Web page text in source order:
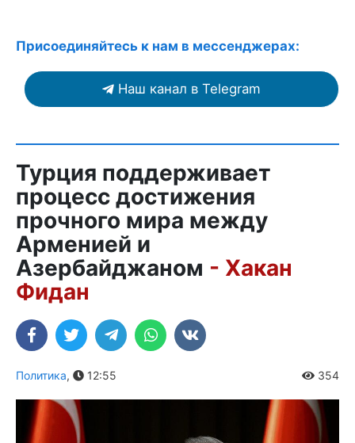
Присоединяйтесь к нам в мессенджерах:
Наш канал в Telegram
Турция поддерживает
процесс достижения
прочного мира между
Арменией и
Азербайджаном - Хакан
Фидан
Политика, 12:55 354